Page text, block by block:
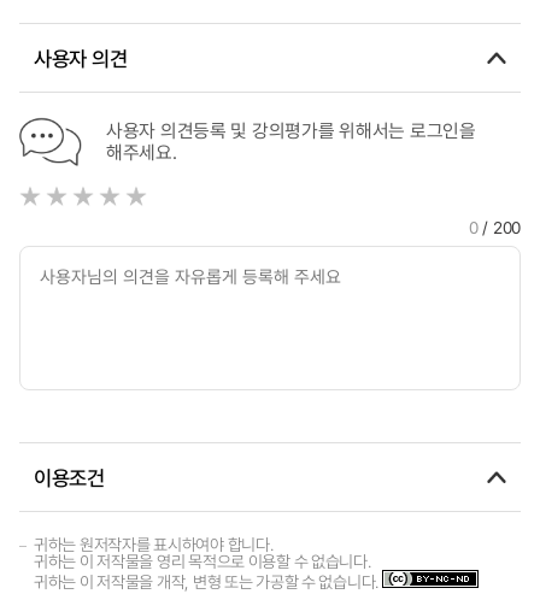
District Mayor and the Seoul Superintendent of Education
-
사용자 의견
사용자 의견등록 및 강의평가를 위해서는 로그인을
해주세요.
0/ 200
이용조건
귀하는 원저작자를 표시하여야 합니다.
귀하는 이 저작물을 영리 목적으로 이용할 수 없습니다.
귀하는 이 저작물을 개작, 변형 또는 가공할 수 없습니다.